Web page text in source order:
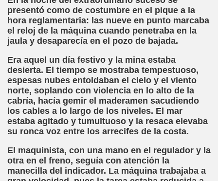
presentó como de costumbre en el pique a la
hora reglamentaria: las nueve en punto marcaba
el reloj de la máquina cuando penetraba en la
jaula y desaparecía en el pozo de bajada.
Era aquel un día festivo y la mina estaba
desierta. El tiempo se mostraba tempestuoso,
espesas nubes entoldaban el cielo y el viento
norte, soplando con violencia en lo alto de la
cabría, hacía gemir el maderamen sacudiendo
los cables a lo largo de los niveles. El mar
estaba agitado y tumultuoso y la resaca elevaba
su ronca voz entre los arrecifes de la costa.
El maquinista, con una mano en el regulador y la
otra en el freno, seguía con atención la
manecilla del indicador. La máquina trabajaba a
Amicis)
Caminantes, Cuento LIII (Juan de Timoneda)
Indostánica (Anónimo)
Hesse)